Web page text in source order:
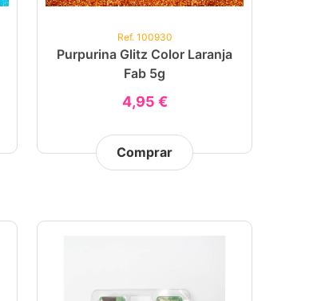
Ref. 100930
Purpurina Glitz Color Laranja
Fab 5g
4,95 €
Comprar